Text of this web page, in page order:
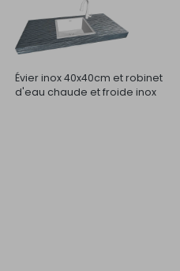
Évier inox 40x40cm et robinet
d'eau chaude et froide inox